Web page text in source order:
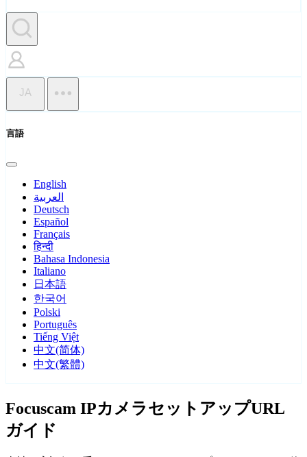
JA
言語
English
العربية
Deutsch
Español
Français
हिन्दी
Bahasa Indonesia
Italiano
日本語
한국어
Polski
Português
Tiếng Việt
中文(简体)
中文(繁體)
Focuscam IPカメラセットアップURL
ガイド